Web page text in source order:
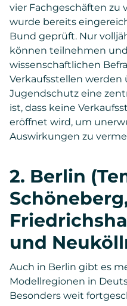
vier Fachgeschäften zu
wurde bereits
Bund geprüft. Nur
können teilnehmen
wissenschaftlichen
Verkaufsstellen werden
Jugendschutz eine
ist, dass keine
eröffnet wird, um
Auswirkungen zu
2. Berlin
und
Auch in Berlin gibt es
Modellregionen in
Besonders weit